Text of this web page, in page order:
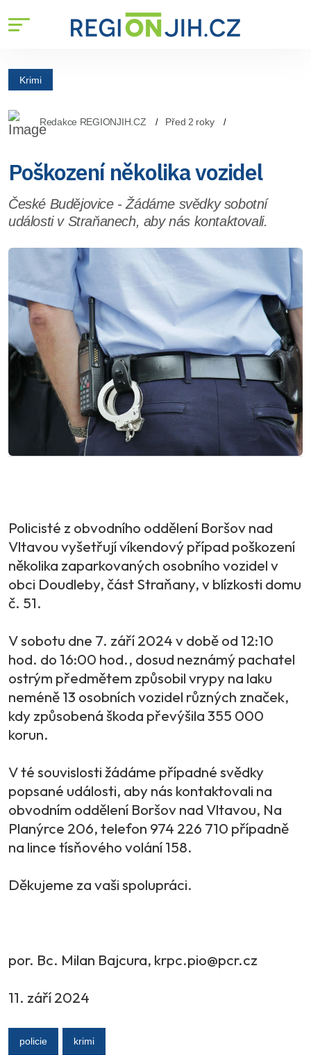
Krimi
Redakce REGIONJIH.CZ Před 2 roky
Poškození několika vozidel
České Budějovice - Žádáme svědky sobotní
události v Straňanech, aby nás kontaktovali.
Policisté z obvodního oddělení Boršov nad
Vltavou vyšetřují víkendový případ poškození
několika zaparkovaných osobního vozidel v
obci Doudleby, část Straňany, v blízkosti domu
č. 51.
V sobotu dne 7. září 2024 v době od 12:10
hod. do 16:00 hod., dosud neznámý pachatel
ostrým předmětem způsobil vrypy na laku
neméně 13 osobních vozidel různých značek,
kdy způsobená škoda převýšila 355 000
korun.
V té souvislosti žádáme případné svědky
popsané události, aby nás kontaktovali na
obvodním oddělení Boršov nad Vltavou, Na
Planýrce 206, telefon 974 226 710 případně
na lince tísňového volání 158.
Děkujeme za vaši spolupráci.
por. Bc. Milan Bajcura, krpc.pio@pcr.cz
11. září 2024
policie krimi